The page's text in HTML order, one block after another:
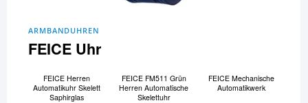
ARMBANDUHREN
FEICE Uhr
FEICE Herren
Automatikuhr Skelett
Saphirglas
FEICE FM511 Grün
Herren Automatische
Skelettuhr
FEICE Mechanische
Automatikwerk